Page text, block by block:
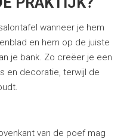
wanneer je hem
en hem op de juiste
je bank. Zo creëer je een
en decoratie, terwijl de
van de poef mag